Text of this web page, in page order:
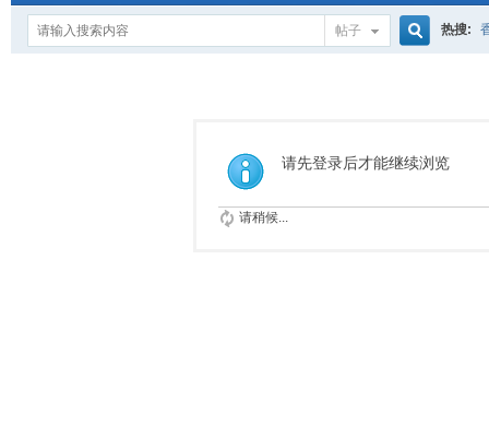
帖子
索
热搜:
请先登录后才能继续浏览
请稍候...